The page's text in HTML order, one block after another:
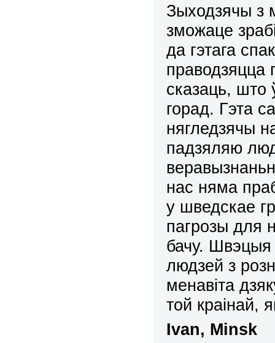
Зыходзячы з
зможаце
да гэтага
праводзяцца
сказаць, што
горад. Гэта
нягледзячы
падзяляю
нас няма
у шведскае
пагрозы для
бачу. Швэцыя
людзей з
менавіта
той краінай,
Ivan, Minsk